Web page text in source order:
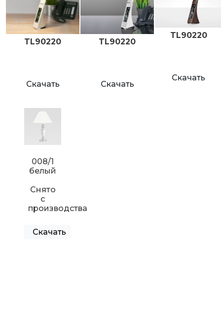
TL90220
Скачать
TL90220
Скачать
TL90220
Скачать
008/1
белый
Снято
с
производства
Скачать